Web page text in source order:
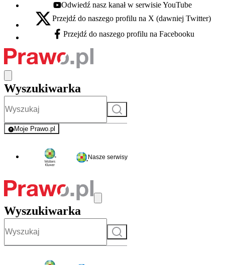
Youtube - otwiera się w nowej karcie
Odwiedź nasz kanał w serwisie YouTube
X - otwiera się w nowej karcie
Przejdź do naszego profilu na X (dawniej Twitter)
Facebook - otwiera się w nowej karcie
Przejdź do naszego profilu na Facebooku
Wyszukiwarka
Szukaj
Moje Prawo.pl
- rejestracja i logowanie do serwisu
Nasze serwisy
Wyszukiwarka
Szukaj